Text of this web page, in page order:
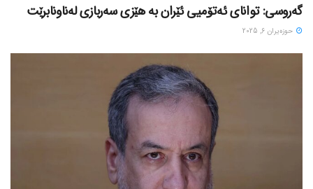
گەروسی: توانای ئەتۆمیی ئێران بە هێزی سەربازی لەناونابرێت
حوزه‌یران 6, 2025